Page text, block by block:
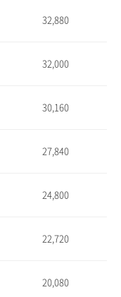
32,880
32,000
30,160
27,840
24,800
22,720
20,080